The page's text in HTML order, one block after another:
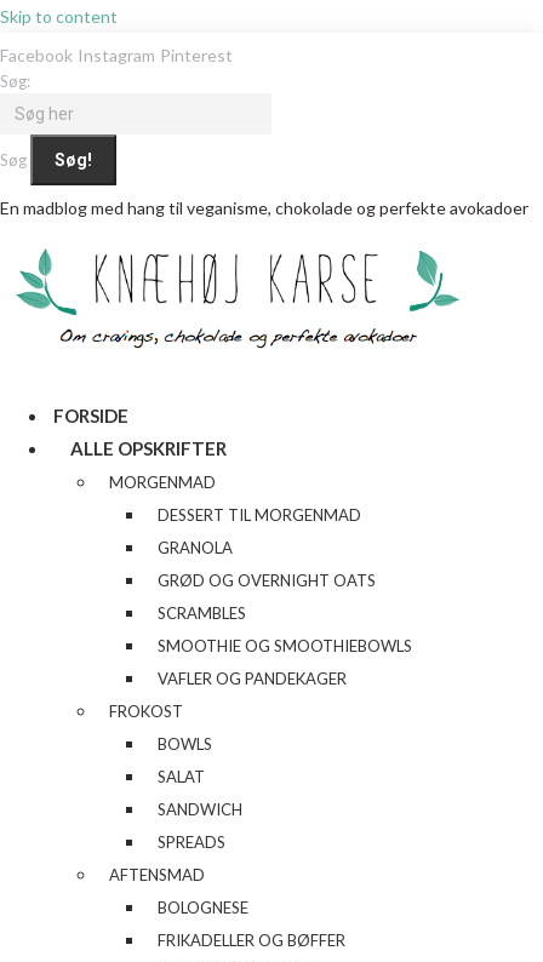
Skip to content
Facebook Instagram Pinterest
Søg:
Søg
En madblog med hang til veganisme, chokolade og perfekte avokadoer
FORSIDE
ALLE OPSKRIFTER
MORGENMAD
DESSERT TIL MORGENMAD
GRANOLA
GRØD OG OVERNIGHT OATS
SCRAMBLES
SMOOTHIE OG SMOOTHIEBOWLS
VAFLER OG PANDEKAGER
FROKOST
BOWLS
SALAT
SANDWICH
SPREADS
AFTENSMAD
BOLOGNESE
FRIKADELLER OG BØFFER